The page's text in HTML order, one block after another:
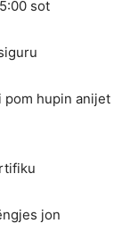
sot
pom hupin anijet
jon